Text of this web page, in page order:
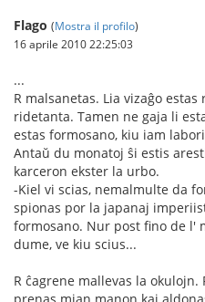
Flago (Mostra il profilo)
16 aprile 2010 22:25:03
...
R malsanetas. Lia vizaĝo
ridetanta. Tamen ne gaja li
estas formosano, kiu iam
Antaŭ du monatoj ŝi estis
karceron ekster la urbo.
-Kiel vi scias, nemalmulte da
spionas por la japanaj
formosano. Nur post fino de l'
dume, ve kiu scius...
R ĉagrene mallevas la